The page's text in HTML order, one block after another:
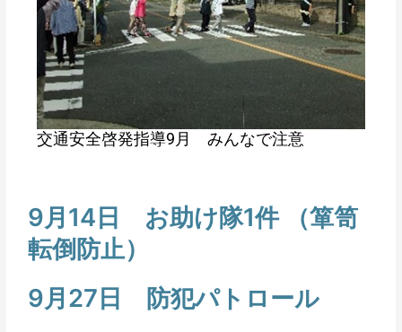
交通安全啓発指導9月 みんなで注意
9月14日 お助け隊1件 （箪笥
転倒防止）
9月27日 防犯パトロール